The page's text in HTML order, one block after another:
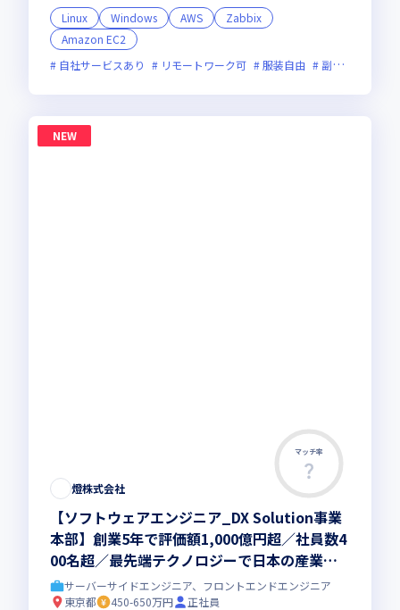
Linux
Windows AWS
Zabbix
Amazon EC2
自社サービスあり
リモートワーク可 服装自由 副業可
NEW
マッチ率
燈株式会社
【ソフトウェアエンジニア_DX Solution事業
本部】創業5年で評価額1,000億円超／社員数4
00名超／最先端テクノロジーで日本の産業を
アップデートする東大発AIスタートアップ
サーバーサイドエンジニア、フロントエンドエンジニア
東京都
450-650万円
正社員